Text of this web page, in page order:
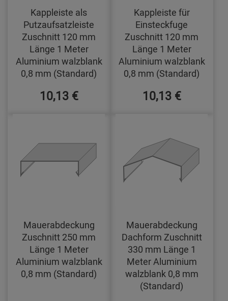
Kappleiste als
Putzaufsatzleiste
Zuschnitt 120 mm
Länge 1 Meter
Aluminium walzblank
0,8 mm (Standard)
10,13 €
Kappleiste für
Einsteckfuge
Zuschnitt 120 mm
Länge 1 Meter
Aluminium walzblank
0,8 mm (Standard)
10,13 €
Mauerabdeckung
Zuschnitt 250 mm
Länge 1 Meter
Aluminium walzblank
0,8 mm (Standard)
Mauerabdeckung
Dachform Zuschnitt
330 mm Länge 1
Meter Aluminium
walzblank 0,8 mm
(Standard)